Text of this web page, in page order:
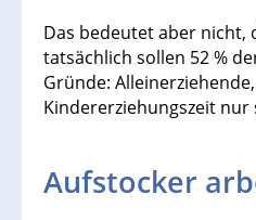
Das bedeutet aber nicht,
tatsächlich sollen 52 %
Gründe:
Kindererziehungszeit nur
Aufstocker